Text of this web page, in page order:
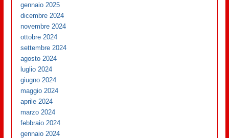
gennaio 2025
dicembre 2024
novembre 2024
ottobre 2024
settembre 2024
agosto 2024
luglio 2024
giugno 2024
maggio 2024
aprile 2024
marzo 2024
febbraio 2024
gennaio 2024